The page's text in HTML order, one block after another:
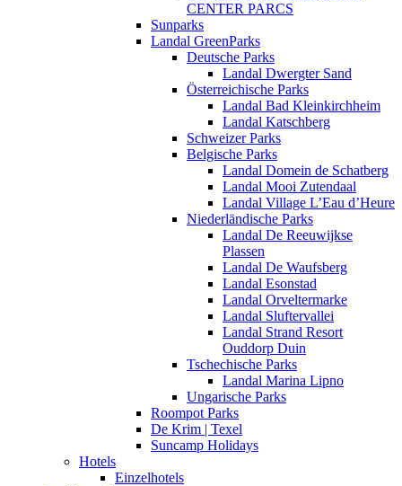
CENTER PARCS
Sunparks
Landal GreenParks
Deutsche Parks
Landal Dwergter Sand
Österreichische Parks
Landal Bad Kleinkirchheim
Landal Katschberg
Schweizer Parks
Belgische Parks
Landal Domein de Schatberg
Landal Mooi Zutendaal
Landal Village L’Eau d’Heure
Niederländische Parks
Landal De Reeuwijkse
Plassen
Landal De Waufsberg
Landal Esonstad
Landal Orveltermarke
Landal Sluftervallei
Landal Strand Resort
Ouddorp Duin
Tschechische Parks
Landal Marina Lipno
Ungarische Parks
Roompot Parks
De Krim | Texel
Suncamp Holidays
Hotels
Einzelhotels